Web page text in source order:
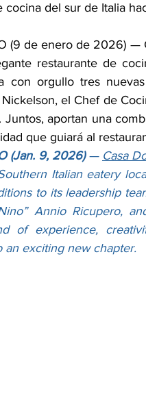
cocina del sur de Italia
(9 de enero de 2026) —
restaurante de
con orgullo tres
el Chef de
Juntos, aportan una
que guiará al
(Jan. 9, 2026) — Casa
Italian eatery
to its leadership
Annio Ricupero,
of experience,
an exciting new chapter.